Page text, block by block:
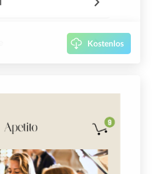
Kostenlos